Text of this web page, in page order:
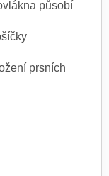
působí
prsních